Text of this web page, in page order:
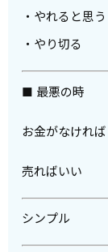
・やれると思う
・やり切る
■ 最悪の時
お金がなければ
売ればいい
シンプル